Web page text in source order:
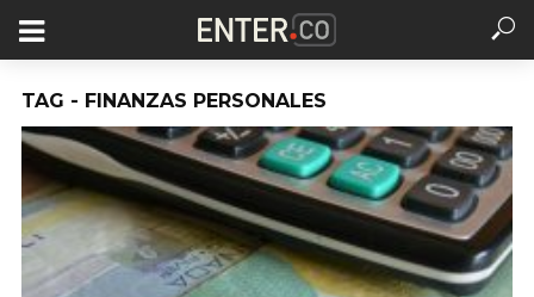
TAG - FINANZAS PERSONALES